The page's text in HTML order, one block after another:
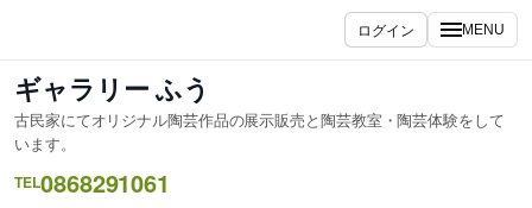
ス
キ
ッ
プ
ログイン MENU
ギャラリー ふう
古民家にてオリジナル陶芸作品の展示販売と陶芸教室・陶芸体験をして
います。
TEL0868291061